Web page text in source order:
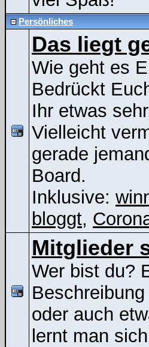
Persönliches
Das liegt
Wie geht es
Bedrückt
Ihr etwas
Vielleicht
gerade
Board.
Inklusive:
bloggt,
Mitglieder
Wer bist du?
oder auch
lernt man